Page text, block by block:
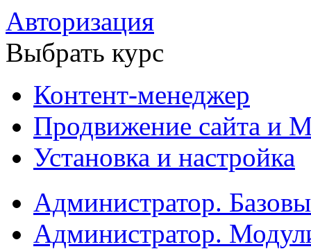
Авторизация
Выбрать курс
Контент-менеджер
Продвижение сайта и
Установка и настройка
Администратор.
Администратор.